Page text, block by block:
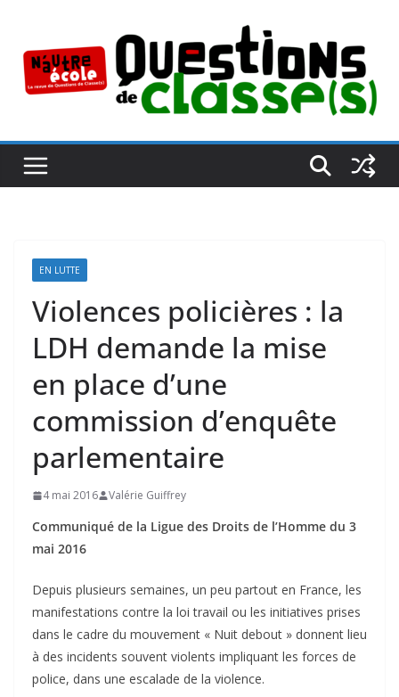
contenu
EN LUTTE
Violences policières : la
LDH demande la mise
en place d’une
commission d’enquête
parlementaire
4 mai 2016 Valérie Guiffrey
Communiqué de la Ligue des Droits de l’Homme du 3
mai 2016
Depuis plusieurs semaines, un peu partout en France, les
manifestations contre la loi travail ou les initiatives prises
dans le cadre du mouvement « Nuit debout » donnent lieu
à des incidents souvent violents impliquant les forces de
police, dans une escalade de la violence.